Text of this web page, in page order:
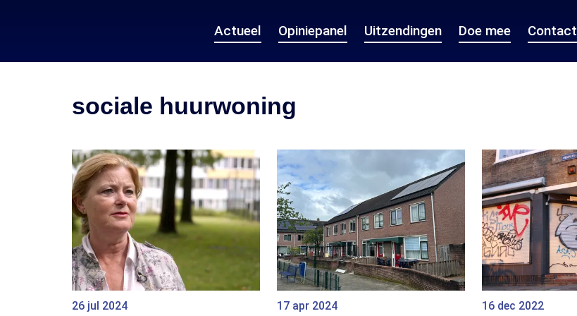
Actueel Opiniepanel Uitzendingen Doe mee Contact
sociale huurwoning
26 jul 2024 17 apr 2024 16 dec 2022